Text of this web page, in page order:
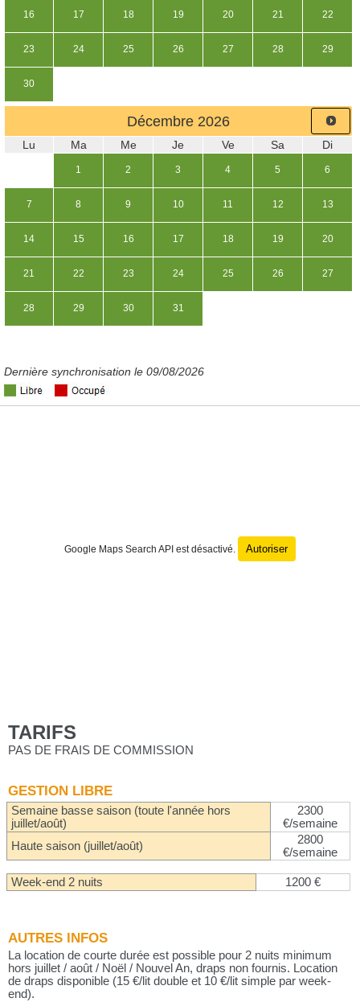
16 17 18 19 20 21 22
23 24 25 26 27 28 29
30
Décembre 2026
Lu Ma Me Je Ve Sa Di
1 2 3 4 5 6
7 8 9 10 11 12 13
14 15 16 17 18 19 20
21 22 23 24 25 26 27
28 29 30 31
Dernière synchronisation le 09/08/2026
Google Maps Search API est désactivé. Autoriser
TARIFS
PAS DE FRAIS DE COMMISSION
GESTION LIBRE
Semaine basse saison (toute l'année hors
juillet/août)
2300
€/semaine
Haute saison (juillet/août)
2800
€/semaine
Week-end 2 nuits 1200 €
AUTRES INFOS
La location de courte durée est possible pour 2 nuits minimum
hors juillet / août / Noël / Nouvel An, draps non fournis. Location
de draps disponible (15 €/lit double et 10 €/lit simple par week-
end).